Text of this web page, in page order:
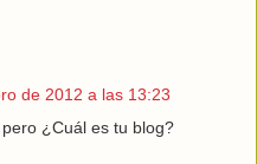
de 2012 a las 13:23
¿Cuál es tu blog?